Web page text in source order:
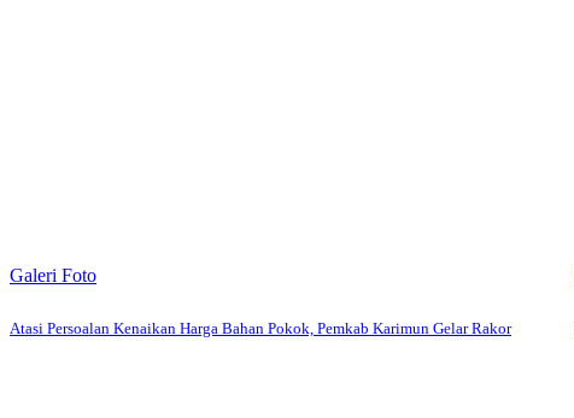
Galeri Foto
Atasi Persoalan Kenaikan Harga Bahan Pokok, Pemkab Karimun Gelar Rakor